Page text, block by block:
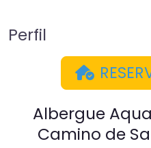
Perfil
Albergue
Camino de